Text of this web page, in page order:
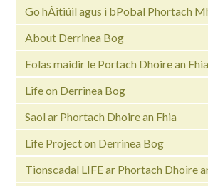
Go hÁitiúil agus i bPobal Phortach
About Derrinea Bog
Eolas maidir le Portach Dhoire an Fhia
Life on Derrinea Bog
Saol ar Phortach Dhoire an Fhia
Life Project on Derrinea Bog
Tionscadal LIFE ar Phortach Dhoire